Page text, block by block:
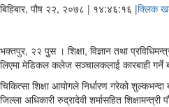
बिहिबार, पौष २२, २०७८ | १४:४६:१६ |क्लिक
भक्तपुर, २२ पुुस । शिक्षा, विज्ञान तथा
लिएमा मेडिकल कलेज सञ्चालकलाई कारबाही
चिकित्सा शिक्षा आयोगले निर्धारण गरेको
जिल्ला अधिकारी रुद्रादेवी शर्मासहित